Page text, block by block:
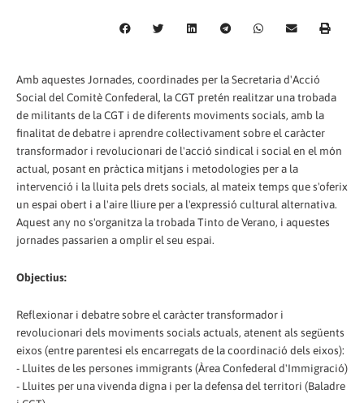
Amb aquestes Jornades, coordinades per la Secretaria d'Acció
Social del Comitè Confederal, la CGT pretén realitzar una trobada
de militants de la CGT i de diferents moviments socials, amb la
finalitat de debatre i aprendre col·lectivament sobre el caràcter
transformador i revolucionari de l'acció sindical i social en el món
actual, posant en pràctica mitjans i metodologies per a la
intervenció i la lluita pels drets socials, al mateix temps que s'oferix
un espai obert i a l'aire lliure per a l'expressió cultural alternativa.
Aquest any no s'organitza la trobada Tinto de Verano, i aquestes
jornades passarien a omplir el seu espai.
Objectius:
Reflexionar i debatre sobre el caràcter transformador i
revolucionari dels moviments socials actuals, atenent als següents
eixos (entre parentesi els encarregats de la coordinació dels eixos):
- Lluites de les persones immigrants (Àrea Confederal d'Immigració)
- Lluites per una vivenda digna i per la defensa del territori (Baladre